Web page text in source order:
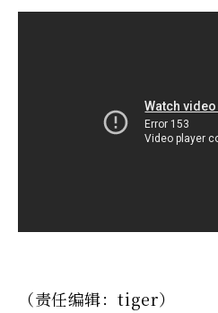
（责任编辑：tiger）